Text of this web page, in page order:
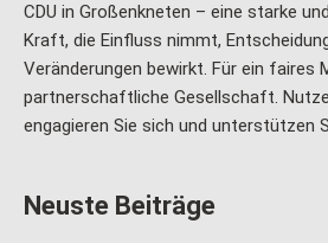
CDU in Großenkneten – eine starke
Kraft, die Einfluss nimmt,
Veränderungen bewirkt. Für ein faires
partnerschaftliche Gesellschaft.
engagieren Sie sich und unterstützen
Neuste Beiträge